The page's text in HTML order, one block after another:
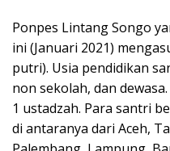
Ponpes Lintang Songo
ini (Januari 2021)
putri). Usia pendidikan
non sekolah, dan
1 ustadzah. Para santri
di antaranya dari Aceh,